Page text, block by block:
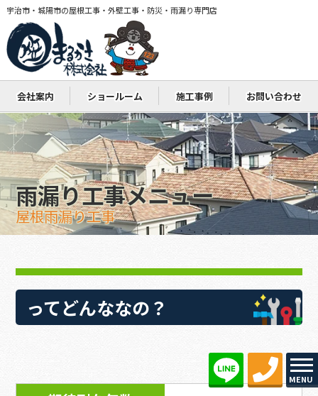
宇治市・城陽市の屋根工事・外壁工事・防災・雨漏り専門店
MENU
会社案内 ショールーム 施工事例 お問い合わせ
雨漏り工事メニュー
屋根雨漏り工事
ってどんななの？